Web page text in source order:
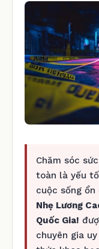
Chăm sóc
toàn là yếu
cuộc sống
Nhẹ Lương
Quốc Gia!
chuyên gia